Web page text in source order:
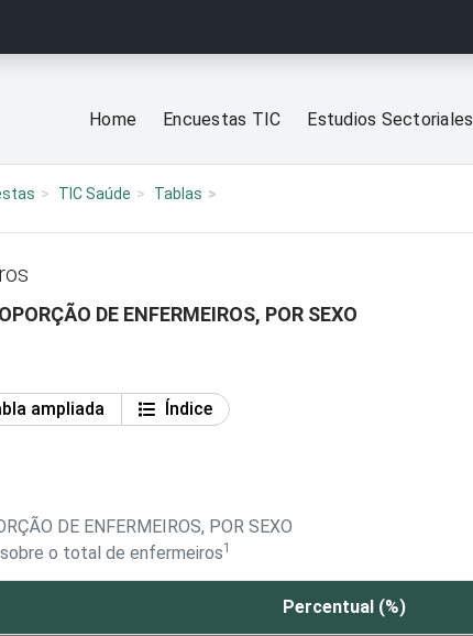
Home Encuestas TIC Estudios Sectoriales
TIC Saúde Tablas
DE ENFERMEIROS, POR SEXO
ampliada
Índice
DE ENFERMEIROS, POR SEXO
o total de enfermeiros1
Percentual (%)